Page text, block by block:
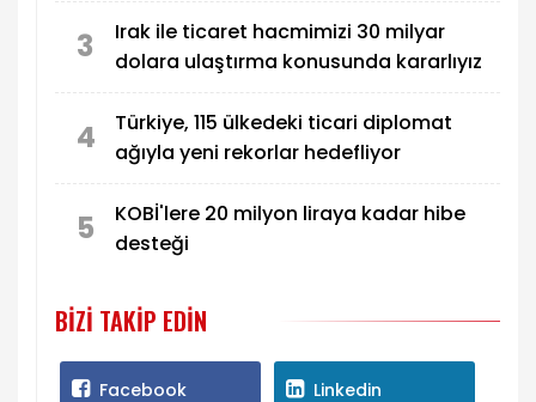
3
Irak ile ticaret hacmimizi 30 milyar
dolara ulaştırma konusunda kararlıyız
4
Türkiye, 115 ülkedeki ticari diplomat
ağıyla yeni rekorlar hedefliyor
5
KOBİ'lere 20 milyon liraya kadar hibe
desteği
BIZI TAKIP EDIN
Facebook Linkedin